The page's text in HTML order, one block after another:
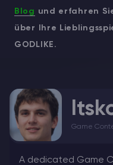
Blog und erfahren
über Ihre
GODLIKE.
Game
A dedicated Game